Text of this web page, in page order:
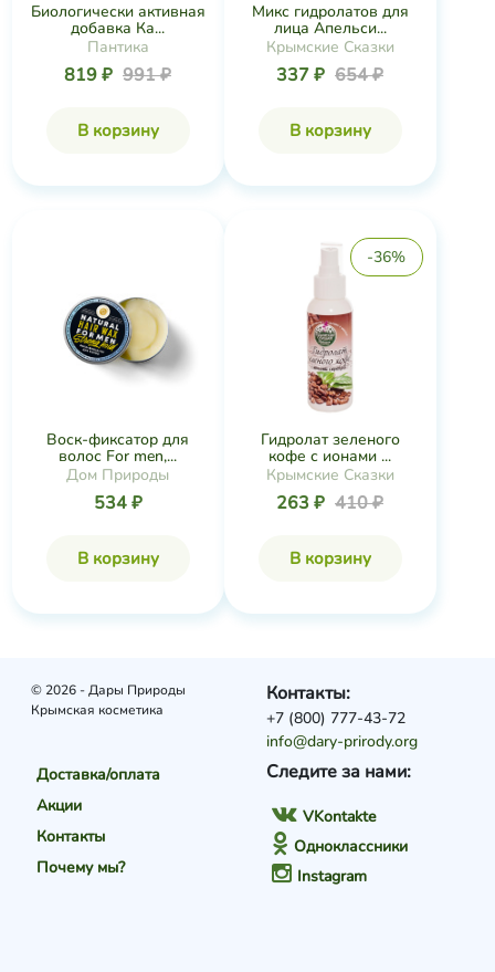
Биологически активная
добавка Ка...
Пантика
819 ₽ 991 ₽
В корзину
Микс гидролатов для
лица Апельси...
Крымские Сказки
337 ₽ 654 ₽
В корзину
Воск-фиксатор для
волос For men,...
Дом Природы
534 ₽
В корзину
-36%
Гидролат зеленого
кофе с ионами ...
Крымские Сказки
263 ₽ 410 ₽
В корзину
© 2026 - Дары Природы
Крымская косметика
Доставка/оплата
Акции
Контакты
Почему мы?
Следите за нами:
VKontakte
Одноклассники
Instagram
Контакты:
+7 (800) 777-43-72
info@dary-prirody.org